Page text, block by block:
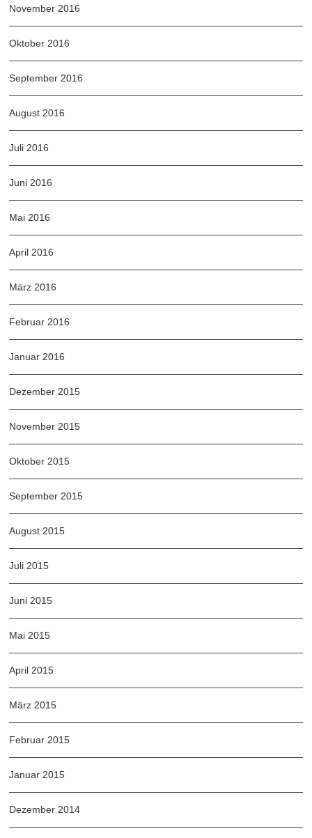
November 2016
Oktober 2016
September 2016
August 2016
Juli 2016
Juni 2016
Mai 2016
April 2016
März 2016
Februar 2016
Januar 2016
Dezember 2015
November 2015
Oktober 2015
September 2015
August 2015
Juli 2015
Juni 2015
Mai 2015
April 2015
März 2015
Februar 2015
Januar 2015
Dezember 2014